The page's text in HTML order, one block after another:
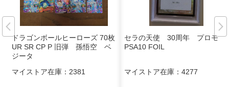
ドラゴンボールヒーローズ 70枚
UR SR CP P 旧弾 孫悟空 ベ
ジータ
マイストア在庫： 2381
セラの天使 30周年 プロモ
PSA10 FOIL
マイストア在庫： 4277